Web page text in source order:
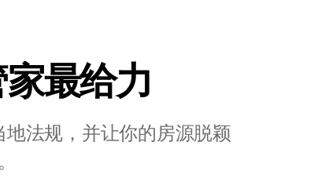
最⁠给⁠力
法规，并让你的房源脱颖